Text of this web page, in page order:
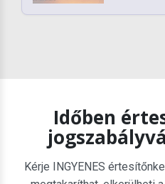
Időben
Kérje INGYENES